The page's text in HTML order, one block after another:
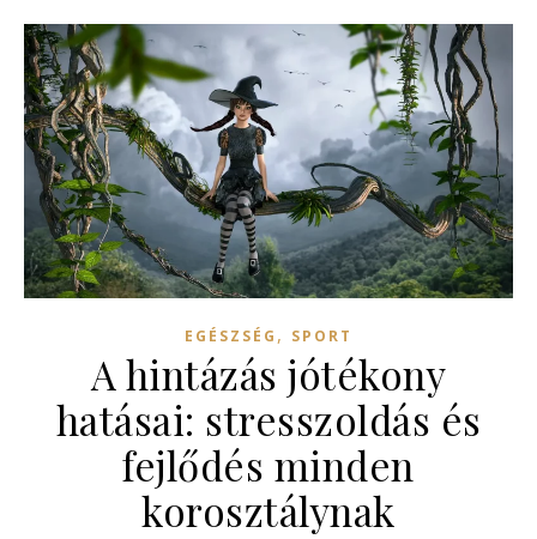
EGÉSZSÉG , SPORT
A hintázás jótékony
hatásai: stresszoldás és
fejlődés minden
korosztálynak